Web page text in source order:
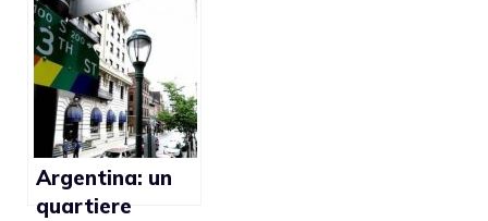
non esiste più”
Argentina: un
quartiere